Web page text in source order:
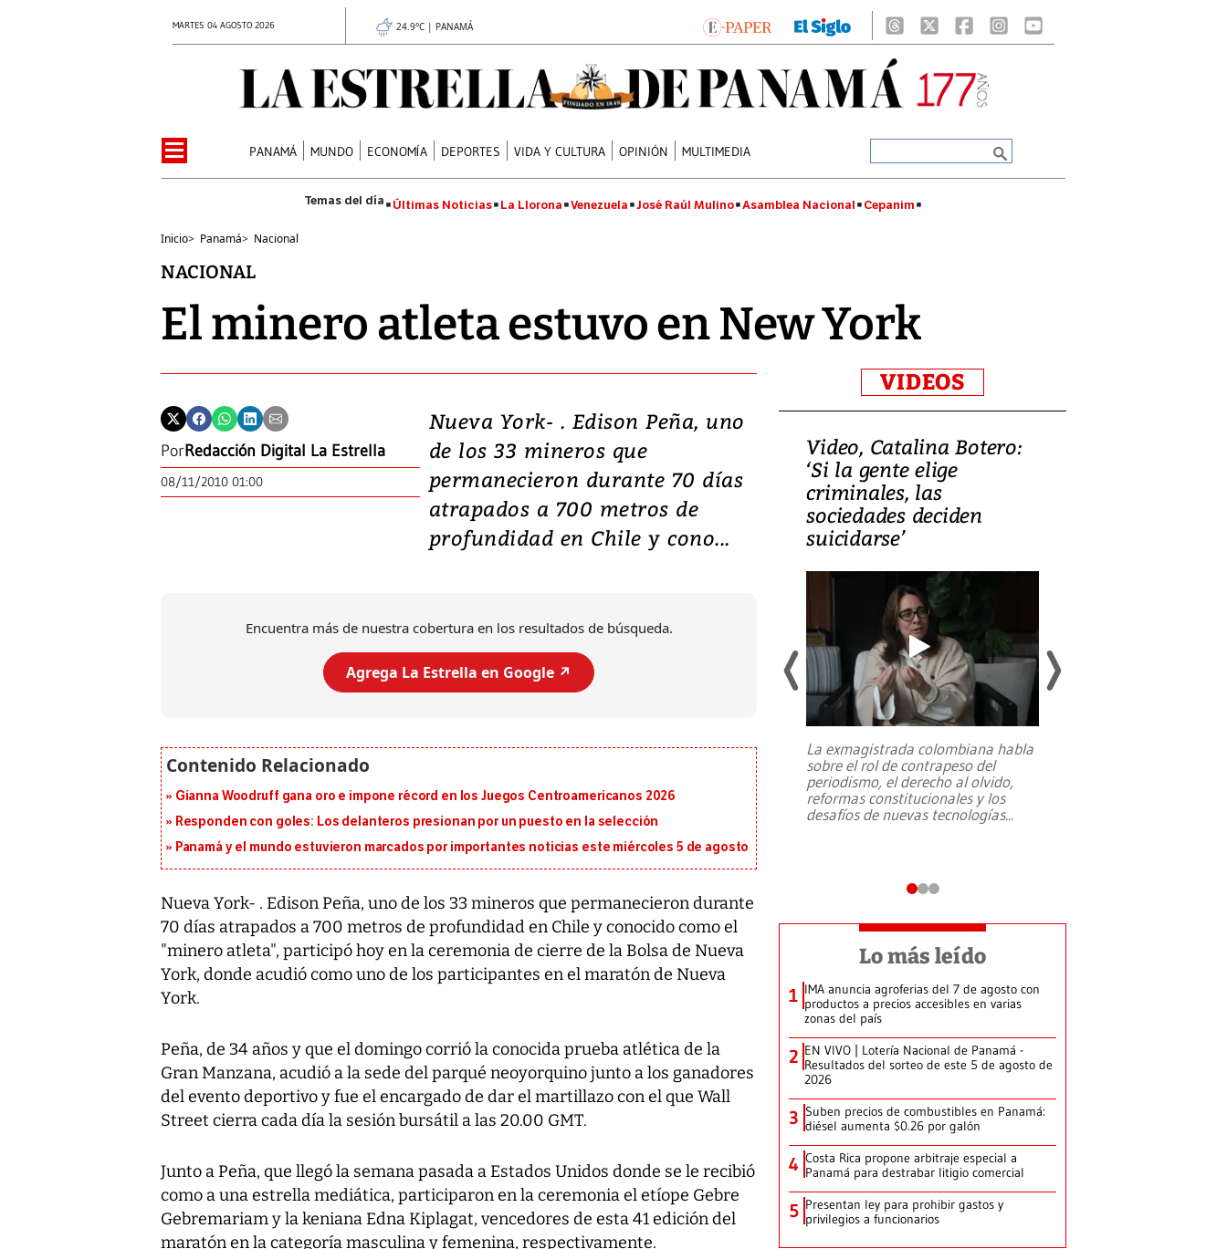
MARTES 04 AGOSTO 2026 24.9°C | PANAMÁ
PANAMÁ MUNDO ECONOMÍA DEPORTES VIDA Y CULTURA OPINIÓN MULTIMEDIA
Últimas Noticias La Llorona Venezuela José Raúl Mulino Asamblea Nacional Cepanim
Inicio> Panamá> Nacional
NACIONAL
El minero atleta estuvo en New York
PorRedacción Digital La Estrella
08/11/2010 01:00
Nueva York- . Edison Peña, uno
de los 33 mineros que
permanecieron durante 70 días
atrapados a 700 metros de
profundidad en Chile y cono...
Encuentra más de nuestra cobertura en los resultados de búsqueda.
Agrega La Estrella en Google ↗️
Gianna Woodruff gana oro e impone récord en los Juegos Centroamericanos 2026
Responden con goles: Los delanteros presionan por un puesto en la selección
Panamá y el mundo estuvieron marcados por importantes noticias este miércoles 5 de agosto
Nueva York- . Edison Peña, uno de los 33 mineros que permanecieron durante
70 días atrapados a 700 metros de profundidad en Chile y conocido como el
"minero atleta", participó hoy en la ceremonia de cierre de la Bolsa de Nueva
York, donde acudió como uno de los participantes en el maratón de Nueva
York.
Peña, de 34 años y que el domingo corrió la conocida prueba atlética de la
Gran Manzana, acudió a la sede del parqué neoyorquino junto a los ganadores
del evento deportivo y fue el encargado de dar el martillazo con el que Wall
Street cierra cada día la sesión bursátil a las 20.00 GMT.
Junto a Peña, que llegó la semana pasada a Estados Unidos donde se le recibió
como a una estrella mediática, participaron en la ceremonia el etíope Gebre
Gebremariam y la keniana Edna Kiplagat, vencedores de esta 41 edición del
maratón en la categoría masculina y femenina, respectivamente.
VIDEOS
Video, Japón: Terremoto
deja heridos y graves
daños en Kumamoto
al sur de Japón, provocando una
Video, Catalina Botero:
‘Si la gente elige
criminales, las
sociedades deciden
suicidarse’
La exmagistrada colombiana habla
sobre el rol de contrapeso del
periodismo, el derecho al olvido,
reformas constitucionales y los
desafíos de nuevas tecnologías...
Lo más leído
1 IMA anuncia agroferias del 7 de agosto con
productos a precios accesibles en varias
zonas del país
2 EN VIVO | Lotería Nacional de Panamá -
Resultados del sorteo de este 5 de agosto de
2026
3 Suben precios de combustibles en Panamá:
diésel aumenta $0.26 por galón
4 Costa Rica propone arbitraje especial a
Panamá para destrabar litigio comercial
5 Presentan ley para prohibir gastos y
privilegios a funcionarios